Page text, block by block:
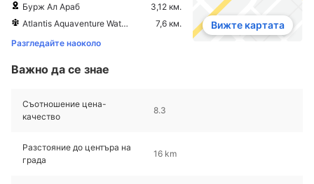
Бурж Ал Араб
3,12 км.
Atlantis Aquaventure Waterpark
7,6 км.
Разгледайте наоколо
Вижте картата
Важно да се знае
Съотношение цена-
качество
8.3
Разстояние до центъра на
града
16 km